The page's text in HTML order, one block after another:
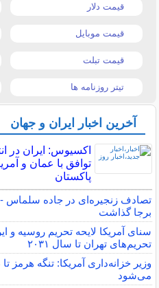
قیمت دلار
قیمت موبایل
قیمت تبلت
تیتر روزنامه ها
آخرین اخبار ایران و جهان
اکسیوس: ایران در
توافق با عمان و
پاکستان
برجا گذاشت
سنای آمریکا لایحه تحریم روسیه و
تحریم‌های تهران تا سال ۲۰۳۱
وزیر خزانه‌داری آمریکا: تنگه هرمز
می‌شود